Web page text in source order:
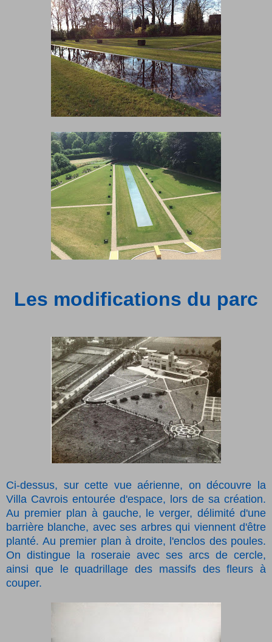
Les modifications du parc
Ci-dessus, sur cette vue aérienne, on découvre la
Villa Cavrois entourée d'espace, lors de sa création.
Au premier plan à gauche, le verger, délimité d'une
barrière blanche, avec ses arbres qui viennent d'être
planté. Au premier plan à droite, l'enclos des poules.
On distingue la roseraie avec ses arcs de cercle,
ainsi que le quadrillage des massifs des fleurs à
couper.